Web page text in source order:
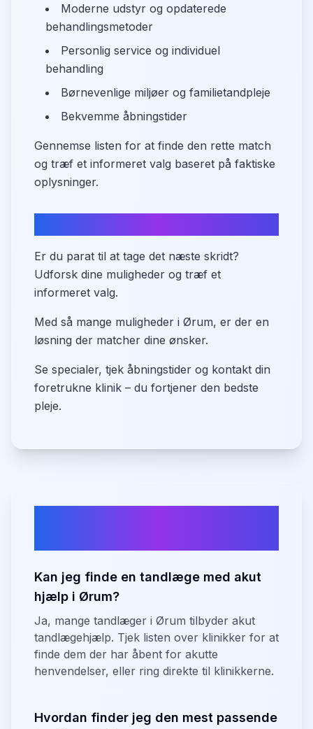
Moderne udstyr og opdaterede
behandlingsmetoder
Personlig service og individuel
behandling
Børnevenlige miljøer og familietandpleje
Bekvemme åbningstider
Gennemse listen for at finde den rette match
og træf et informeret valg baseret på faktiske
oplysninger.
Er du parat til at tage det næste skridt?
Udforsk dine muligheder og træf et
informeret valg.
Med så mange muligheder i Ørum, er der en
løsning der matcher dine ønsker.
Se specialer, tjek åbningstider og kontakt din
foretrukne klinik – du fortjener den bedste
pleje.
Kan jeg finde en tandlæge med akut
hjælp i Ørum?
Ja, mange tandlæger i Ørum tilbyder akut
tandlægehjælp. Tjek listen over klinikker for at
finde dem der har åbent for akutte
henvendelser, eller ring direkte til klinikkerne.
Hvordan finder jeg den mest passende